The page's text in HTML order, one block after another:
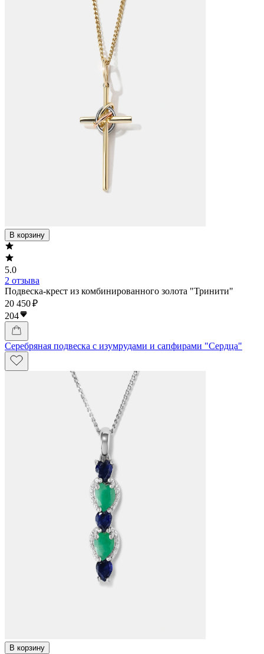
В корзину
5.0
2 отзыва
Подвеска-крест из комбинированного золота "Тринити"
20 450 ₽
204
Серебряная подвеска с изумрудами и сапфирами "Сердца"
В корзину